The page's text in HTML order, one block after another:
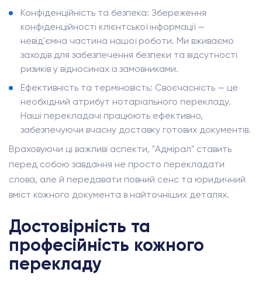
Конфіденційність та безпека: Збереження
конфіденційності клієнтської інформації —
невід'ємна частина нашої роботи. Ми вживаємо
заходів для забезпечення безпеки та відсутності
ризиків у відносинах із замовниками.
Ефективність та терміновість: Своєчасність — це
необхідний атрибут нотаріального перекладу.
Наші перекладачі працюють ефективно,
забезпечуючи вчасну доставку готових документів.
Враховуючи ці важливі аспекти, "Адмірал" ставить
перед собою завдання не просто перекладати
слова, але й передавати повний сенс та юридичний
вміст кожного документа в найточніших деталях.
Достовірність та
професійність кожного
перекладу